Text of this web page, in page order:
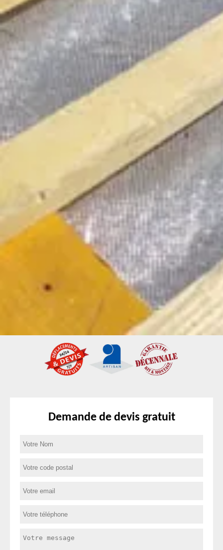
Demande de devis gratuit